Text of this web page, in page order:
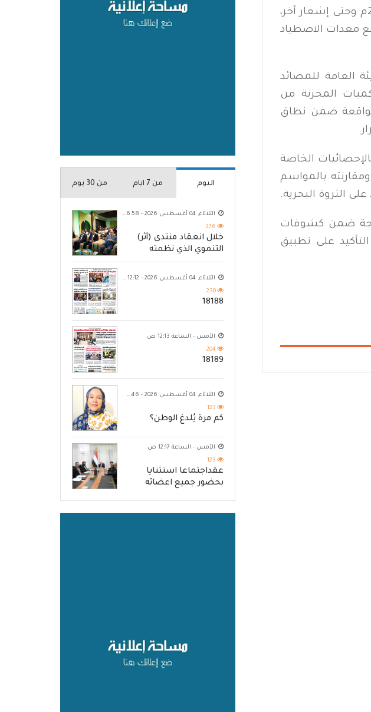
ونص القرار على بدء سريان إغلاق موسم الاصطياد اعتباراً من 7 مايو 2026م وحتى إشعار آخر،
معدات الاصطياد
العامة للمصائد
المخزنة من
ضمن نطاق
الخاصة
بالمواسم
الثروة البحرية.
ضمن كشوفات
على تطبيق
اليوم من 7 ايام من 30 يوم
الثلاثاء, 04 أغسطس 2026 - 06:58 م
276
خلال انعقاد منتدى (أثر)
التنموي الذي نظمته
مؤسسة حضرموت
الثلاثاء, 04 أغسطس 2026 - 12:12 ص
230
18188
الأمس - الساعة 12:13 ص
204
18189
الثلاثاء, 04 أغسطس 2026 - 10:46 م
123
كم مرة يُلدغ الوطن؟
الأمس - الساعة 12:17 ص
123
عقداجتماعا استثنايا
بحضور جميع اعضائه